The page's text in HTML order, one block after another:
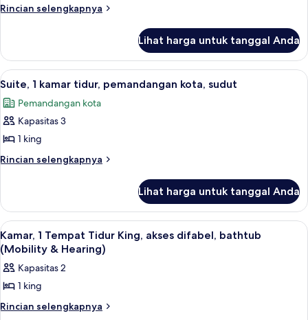
1Rincian selengkapnya
Rincian
Suite,
kamar
Lihat harga untuk tanggal Anda
Lihat
semua
foto
untuk
Suite,
1
pemandangan
kota,
sudut
Seprai antialergi, brankas, meja
10
Suite, 1 kamar tidur, pemandangan kota, sudut
Pemandangan kota
Kapasitas 3
1 king
Rincian selengkapnya
Rincian
Suite,
kamar
tidur,
pemandangan
kota,
sudut
Lihat harga untuk tanggal Anda
Lihat
semua
foto
untuk
Kamar,
1
Seprai antialergi, brankas, meja
4
Kamar, 1 Tempat Tidur King, akses difabel, bathtub
(Mobility & Hearing)
Kapasitas 2
1 king
Rincian selengkapnya
Rincian